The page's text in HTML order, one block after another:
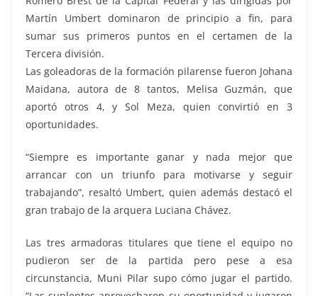
Martín Umbert dominaron de principio a fin, para
sumar sus primeros puntos en el certamen de la
Tercera división.
Las goleadoras de la formación pilarense fueron Johana
Maidana, autora de 8 tantos, Melisa Guzmán, que
aportó otros 4, y Sol Meza, quien convirtió en 3
oportunidades.
“Siempre es importante ganar y nada mejor que
arrancar con un triunfo para motivarse y seguir
trabajando”, resaltó Umbert, quien además destacó el
gran trabajo de la arquera Luciana Chávez.
Las tres armadoras titulares que tiene el equipo no
pudieron ser de la partida pero pese a esa
circunstancia, Muni Pilar supo cómo jugar el partido.